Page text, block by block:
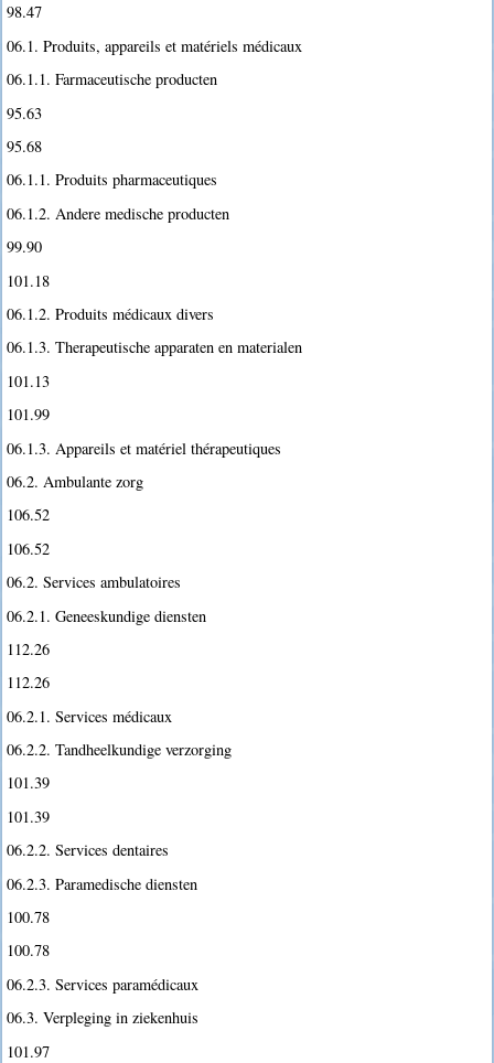
98.47
06.1. Produits, appareils et matériels médicaux
06.1.1. Farmaceutische producten
95.63
95.68
06.1.1. Produits pharmaceutiques
06.1.2. Andere medische producten
99.90
101.18
06.1.2. Produits médicaux divers
06.1.3. Therapeutische apparaten en materialen
101.13
101.99
06.1.3. Appareils et matériel thérapeutiques
06.2. Ambulante zorg
106.52
106.52
06.2. Services ambulatoires
06.2.1. Geneeskundige diensten
112.26
112.26
06.2.1. Services médicaux
06.2.2. Tandheelkundige verzorging
101.39
101.39
06.2.2. Services dentaires
06.2.3. Paramedische diensten
100.78
100.78
06.2.3. Services paramédicaux
06.3. Verpleging in ziekenhuis
101.97